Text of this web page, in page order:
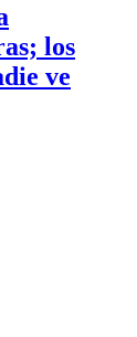
los
ve